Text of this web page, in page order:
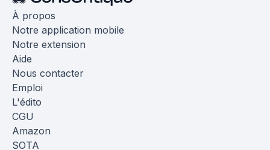
À propos
Notre application mobile
Notre extension
Aide
Nous contacter
Emploi
L'édito
CGU
Amazon
SOTA